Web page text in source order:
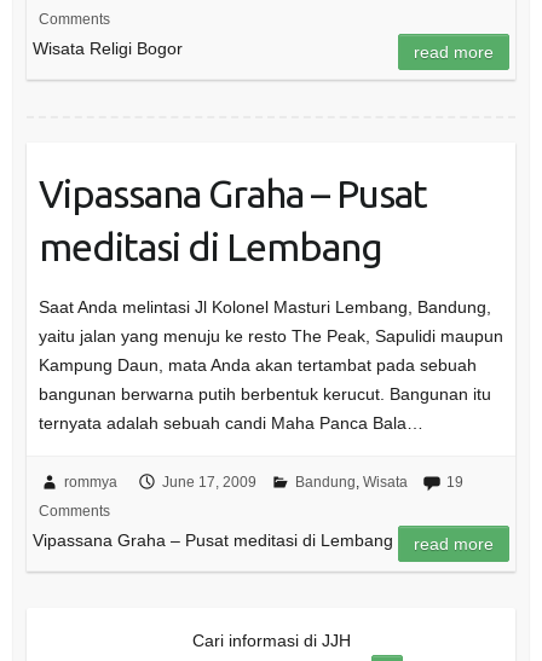
Comments
Wisata Religi Bogor read more
Vipassana Graha – Pusat
meditasi di Lembang
Saat Anda melintasi Jl Kolonel Masturi Lembang, Bandung,
yaitu jalan yang menuju ke resto The Peak, Sapulidi maupun
Kampung Daun, mata Anda akan tertambat pada sebuah
bangunan berwarna putih berbentuk kerucut. Bangunan itu
ternyata adalah sebuah candi Maha Panca Bala…
rommya June 17, 2009 Bandung, Wisata
19
Comments
Vipassana Graha – Pusat meditasi di Lembang read more
Cari informasi di JJH